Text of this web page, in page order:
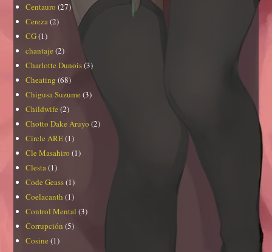
Centauro (27)
Cereza (2)
CG(1)
chantaje (2)
Charlotte Dunois(3)
Cheating (68)
Chigusa Suzume (3)
Childwife (2)
Chotto Dake Aruyo (2)
Circle ARE(1)
Cle Masahiro (1)
Clesta (1)
Code Geass(1)
Coelacanth (1)
Control Mental (3)
Corrupción (5)
Cosine (1)